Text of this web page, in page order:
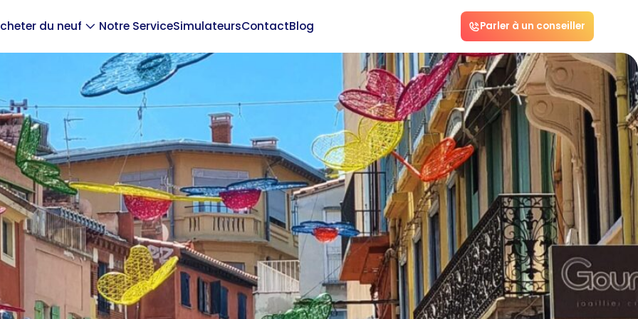
du neuf Notre ServiceSimulateursContactBlog Parler à un conseiller